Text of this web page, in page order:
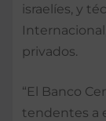
israelíes, y
privados.
“El Banco
tendentes a